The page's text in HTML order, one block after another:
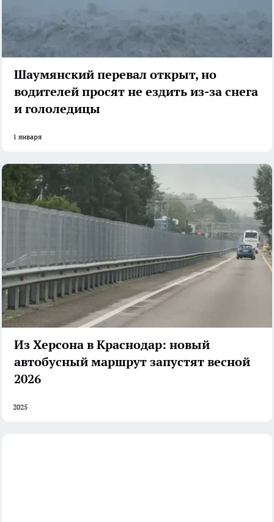
Шаумянский перевал открыт, но
водителей просят не ездить из-за снега
и гололедицы
1 января
Из Херсона в Краснодар: новый
автобусный маршрут запустят весной
2026
2025